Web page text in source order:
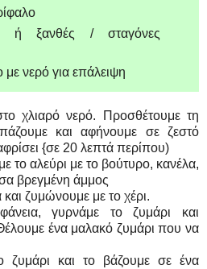
ή ξανθές / σταγόνες
νερό για επάλειψη
χλιαρό νερό. Προσθέτουμε τη
και αφήνουμε σε ζεστό
{σε 20 λεπτά περίπου)
το αλεύρι με το βούτυρο, κανέλα,
βρεγμένη άμμος
ζυμώνουμε με το χέρι.
γυρνάμε το ζυμάρι και
ένα μαλακό ζυμάρι που να
ζυμάρι και το βάζουμε σε ένα